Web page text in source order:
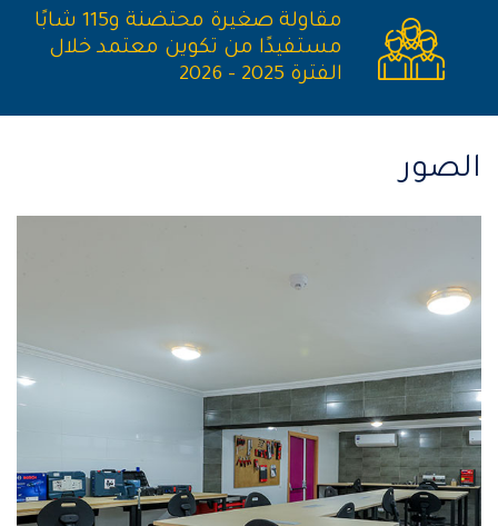
مقاولة صغيرة محتضنة و115 شابًا
مستفيدًا من تكوين معتمد خلال
الفترة 2025 - 2026
الصور